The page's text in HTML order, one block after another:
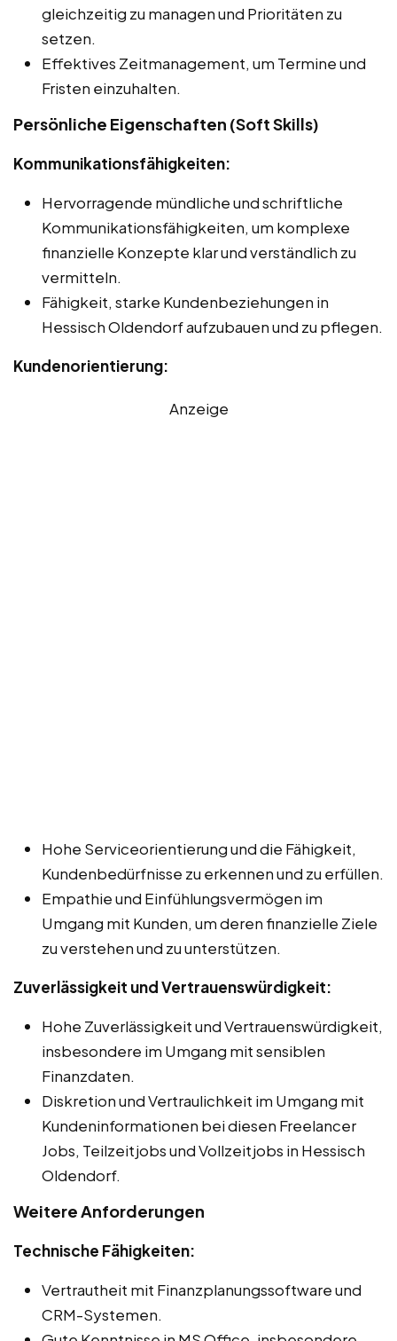
gleichzeitig zu managen und Prioritäten zu
setzen.
Effektives Zeitmanagement, um Termine und
Fristen einzuhalten.
Persönliche Eigenschaften (Soft Skills)
Kommunikationsfähigkeiten:
Hervorragende mündliche und schriftliche
Kommunikationsfähigkeiten, um komplexe
finanzielle Konzepte klar und verständlich zu
vermitteln.
Fähigkeit, starke Kundenbeziehungen in
Hessisch Oldendorf aufzubauen und zu pflegen.
Kundenorientierung:
Anzeige
Hohe Serviceorientierung und die Fähigkeit,
Kundenbedürfnisse zu erkennen und zu erfüllen.
Empathie und Einfühlungsvermögen im
Umgang mit Kunden, um deren finanzielle Ziele
zu verstehen und zu unterstützen.
Zuverlässigkeit und Vertrauenswürdigkeit:
Hohe Zuverlässigkeit und Vertrauenswürdigkeit,
insbesondere im Umgang mit sensiblen
Finanzdaten.
Diskretion und Vertraulichkeit im Umgang mit
Kundeninformationen bei diesen Freelancer
Jobs, Teilzeitjobs und Vollzeitjobs in Hessisch
Oldendorf.
Weitere Anforderungen
Technische Fähigkeiten:
Vertrautheit mit Finanzplanungssoftware und
CRM-Systemen.